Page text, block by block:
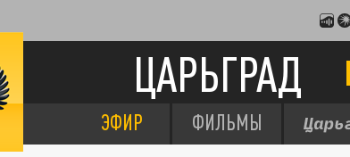
ЦАРЬГРАД
ЭФИР ФИЛЬМЫ